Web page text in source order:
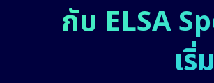
กับ ELSA
เริ่